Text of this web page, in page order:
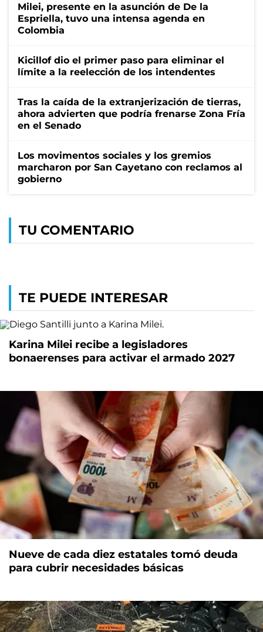
Milei, presente en la asunción de De la
Espriella, tuvo una intensa agenda en
Colombia
Kicillof dio el primer paso para eliminar el
límite a la reelección de los intendentes
Tras la caída de la extranjerización de tierras,
ahora advierten que podría frenarse Zona Fría
en el Senado
Los movimentos sociales y los gremios
marcharon por San Cayetano con reclamos al
gobierno
TU COMENTARIO
TE PUEDE INTERESAR
Karina Milei recibe a legisladores
bonaerenses para activar el armado 2027
Nueve de cada diez estatales tomó deuda
para cubrir necesidades básicas